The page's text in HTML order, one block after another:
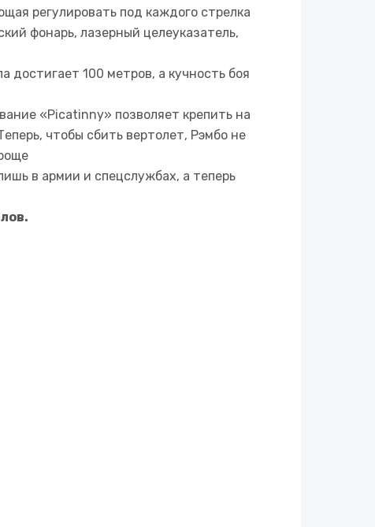
регулировать под каждого стрелка
фонарь, лазерный целеуказатель,
достигает 100 метров, а кучность боя
«Picatinny» позволяет крепить на
чтобы сбить вертолет, Рэмбо не
в армии и спецслужбах, а теперь